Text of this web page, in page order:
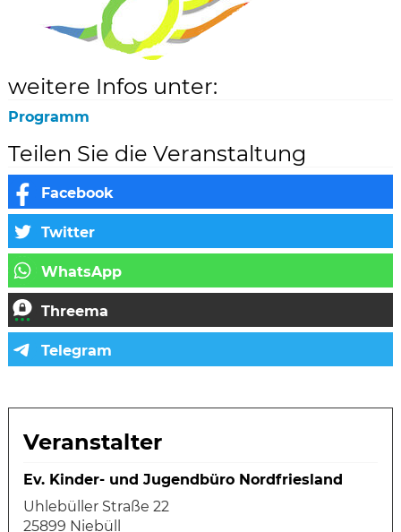
weitere Infos unter:
Programm
Teilen Sie die Veranstaltung
Veranstalter
Ev. Kinder- und Jugendbüro Nordfriesland
Uhlebüller Straße 22
25899 Niebüll